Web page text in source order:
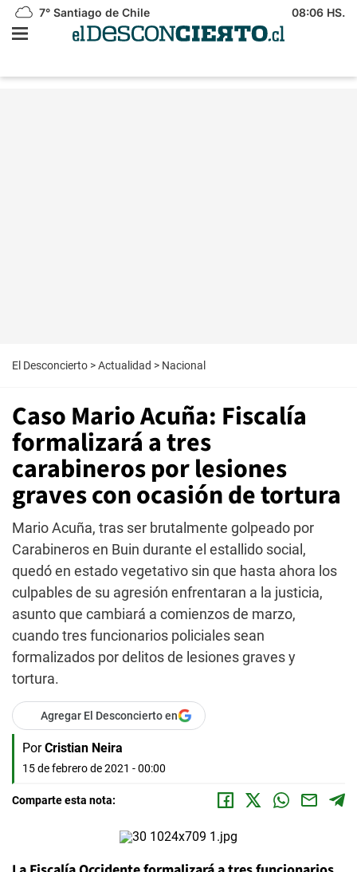
7° Santiago de Chile 08:06 HS.
El Desconcierto >Actualidad > Nacional
Caso Mario Acuña: Fiscalía
formalizará a tres
carabineros por lesiones
graves con ocasión de tortura
Mario Acuña, tras ser brutalmente golpeado por
Carabineros en Buin durante el estallido social,
quedó en estado vegetativo sin que hasta ahora los
culpables de su agresión enfrentaran a la justicia,
asunto que cambiará a comienzos de marzo,
cuando tres funcionarios policiales sean
formalizados por delitos de lesiones graves y
tortura.
Agregar El Desconcierto en
Por Cristian Neira
15 de febrero de 2021 - 00:00
Comparte esta nota: